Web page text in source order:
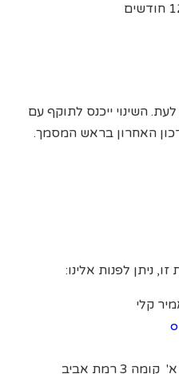
השינוי ייכנס לתוקף עם
האחרון בראש המסמך.
ניתן לפנות אלינו:
קלי